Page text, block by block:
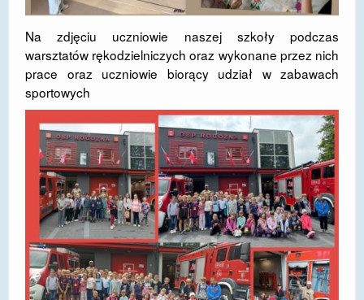
Na zdjęciu uczniowie naszej szkoły podczas
warsztatów rękodzielniczych oraz wykonane przez nich
prace oraz uczniowie biorący udział w zabawach
sportowych